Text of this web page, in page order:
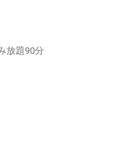
放題90分